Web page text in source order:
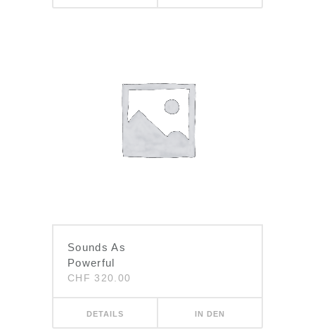
Sounds As
Powerful
CHF 320.00
DETAILS IN DEN